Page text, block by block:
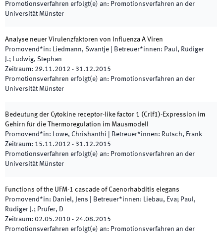
Promotionsverfahren erfolgt(e) an: Promotionsverfahren an der
Universität Münster
Analyse neuer Virulenzfaktoren von Influenza A Viren
Promovend*in: Liedmann, Swantje Betreuer*innen: Paul, Rüdiger
J.; Ludwig, Stephan
Zeitraum: 29.11.2012 - 31.12.2015
Promotionsverfahren erfolgt(e) an: Promotionsverfahren an der
Universität Münster
Bedeutung der Cytokine receptor-like factor 1 (Crlf1)-Expression im
Gehirn für die Thermoregulation im Mausmodell
Promovend*in: Lowe, Chrishanthi Betreuer*innen: Rutsch, Frank
Zeitraum: 15.11.2012 - 31.12.2015
Promotionsverfahren erfolgt(e) an: Promotionsverfahren an der
Universität Münster
Functions of the UFM-1 cascade of Caenorhabditis elegans
Promovend*in: Daniel, Jens Betreuer*innen: Liebau, Eva; Paul,
Rüdiger J.; Prüfer, D
Zeitraum: 02.05.2010 - 24.08.2015
Promotionsverfahren erfolgt(e) an: Promotionsverfahren an der